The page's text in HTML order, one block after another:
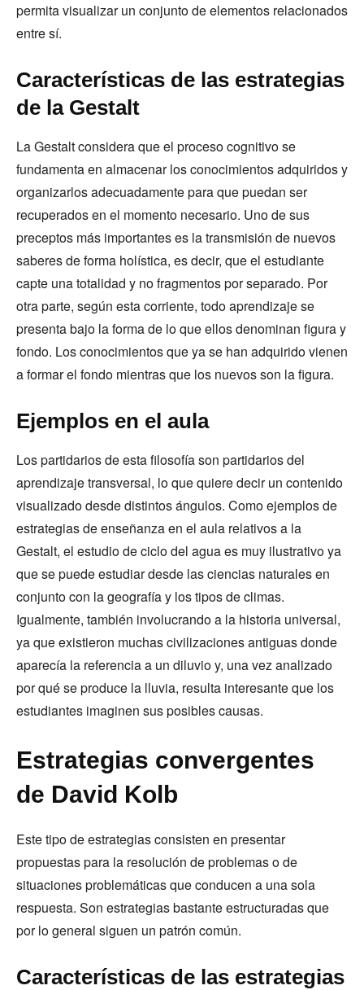
permita visualizar un conjunto de elementos relacionados
entre sí.
Características de las estrategias
de la Gestalt
La Gestalt considera que el proceso cognitivo se
fundamenta en almacenar los conocimientos adquiridos y
organizarlos adecuadamente para que puedan ser
recuperados en el momento necesario. Uno de sus
preceptos más importantes es la transmisión de nuevos
saberes de forma holística, es decir, que el estudiante
capte una totalidad y no fragmentos por separado. Por
otra parte, según esta corriente, todo aprendizaje se
presenta bajo la forma de lo que ellos denominan figura y
fondo. Los conocimientos que ya se han adquirido vienen
a formar el fondo mientras que los nuevos son la figura.
Ejemplos en el aula
Los partidarios de esta filosofía son partidarios del
aprendizaje transversal, lo que quiere decir un contenido
visualizado desde distintos ángulos. Como ejemplos de
estrategias de enseñanza en el aula relativos a la
Gestalt, el estudio de ciclo del agua es muy ilustrativo ya
que se puede estudiar desde las ciencias naturales en
conjunto con la geografía y los tipos de climas.
Igualmente, también involucrando a la historia universal,
ya que existieron muchas civilizaciones antiguas donde
aparecía la referencia a un diluvio y, una vez analizado
por qué se produce la lluvia, resulta interesante que los
estudiantes imaginen sus posibles causas.
Estrategias convergentes
de David Kolb
Este tipo de estrategias consisten en presentar
propuestas para la resolución de problemas o de
situaciones problemáticas que conducen a una sola
respuesta. Son estrategias bastante estructuradas que
por lo general siguen un patrón común.
Características de las estrategias